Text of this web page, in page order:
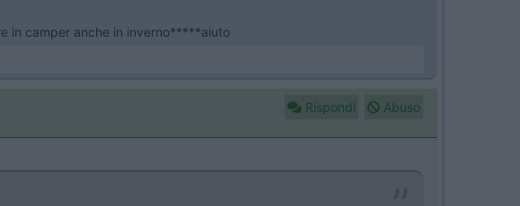
in camper anche in inverno*****aiuto
Rispondi Abuso